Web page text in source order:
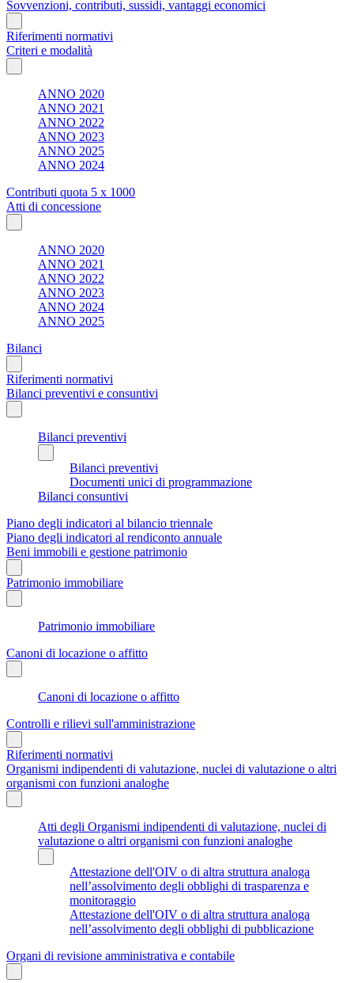
Sovvenzioni, contributi, sussidi, vantaggi economici
Riferimenti normativi
Criteri e modalità
ANNO 2020
ANNO 2021
ANNO 2022
ANNO 2023
ANNO 2025
ANNO 2024
Contributi quota 5 x 1000
Atti di concessione
ANNO 2020
ANNO 2021
ANNO 2022
ANNO 2023
ANNO 2024
ANNO 2025
Bilanci
Riferimenti normativi
Bilanci preventivi e consuntivi
Bilanci preventivi
Bilanci preventivi
Documenti unici di programmazione
Bilanci consuntivi
Piano degli indicatori al bilancio triennale
Piano degli indicatori al rendiconto annuale
Beni immobili e gestione patrimonio
Patrimonio immobiliare
Patrimonio immobiliare
Canoni di locazione o affitto
Canoni di locazione o affitto
Controlli e rilievi sull'amministrazione
Riferimenti normativi
Organismi indipendenti di valutazione, nuclei di valutazione o altri
organismi con funzioni analoghe
Atti degli Organismi indipendenti di valutazione, nuclei di
valutazione o altri organismi con funzioni analoghe
Attestazione dell'OIV o di altra struttura analoga
nell’assolvimento degli obblighi di trasparenza e
monitoraggio
Attestazione dell'OIV o di altra struttura analoga
nell’assolvimento degli obblighi di pubblicazione
Organi di revisione amministrativa e contabile